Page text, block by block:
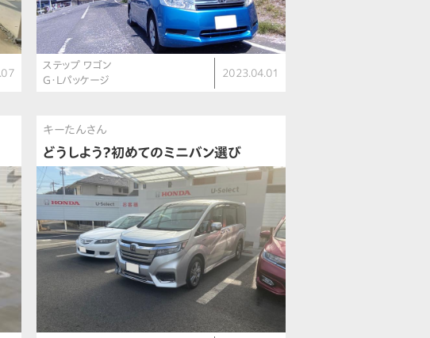
ステップ ワゴン
G・Lパッケージ
2023.04.01
キーたんさん
どうしよう？初めてのミニバン選び